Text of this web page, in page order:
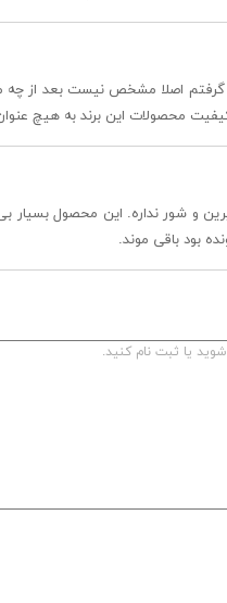
گرفتم اصلا مشخص نیست بعد
اثری روی جلبک های آب شیرین و شور
بود باقی موند.